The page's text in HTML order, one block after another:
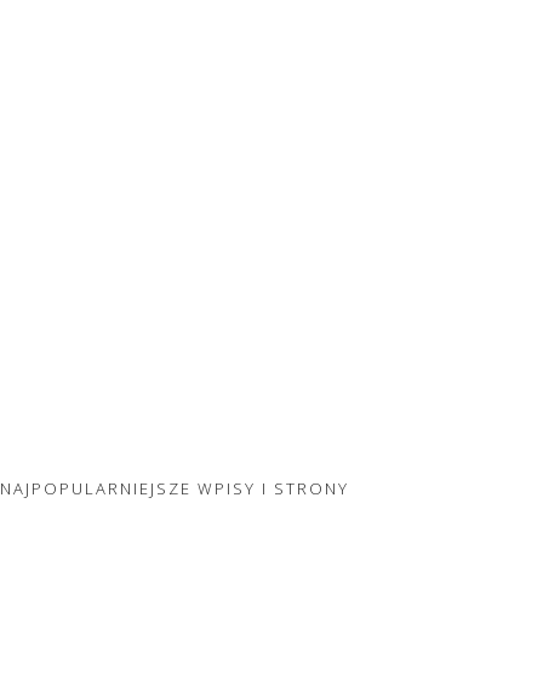
NAJPOPULARNIEJSZE WPISY I STRONY